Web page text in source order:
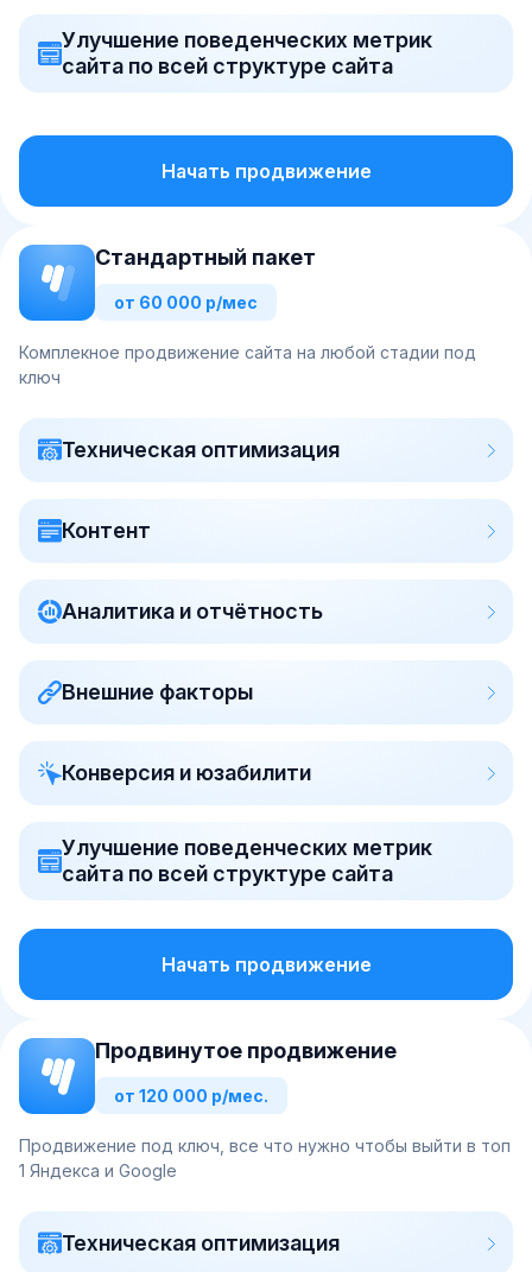
Улучшение поведенческих метрик
сайта по всей структуре сайта
Начать продвижение
Стандартный пакет
от 60 000 р/мес
Комплекное продвижение сайта на любой стадии под
ключ
Техническая оптимизация
Контент
Аналитика и отчётность
Внешние факторы
Конверсия и юзабилити
Улучшение поведенческих метрик
сайта по всей структуре сайта
Начать продвижение
Продвинутое продвижение
от 120 000 р/мес.
Продвижение под ключ, все что нужно чтобы выйти в топ
1 Яндекса и Google
Техническая оптимизация